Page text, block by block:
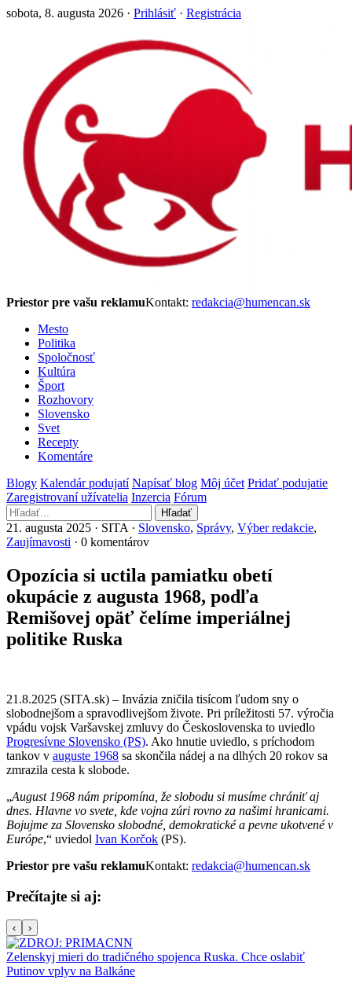
sobota, 8. augusta 2026 · Prihlásiť · Registrácia
Priestor pre vašu reklamuKontakt: redakcia@humencan.sk
Mesto
Politika
Spoločnosť
Kultúra
Šport
Rozhovory
Slovensko
Svet
Recepty
Komentáre
Blogy Kalendár podujatí Napísať blog Môj účet Pridať podujatie
Zaregistrovaní užívatelia Inzercia Fórum
Hľadať
21. augusta 2025 · SITA · Slovensko, Správy, Výber redakcie,
Zaujímavosti · 0 komentárov
Opozícia si uctila pamiatku obetí
okupácie z augusta 1968, podľa
Remišovej opäť čelíme imperiálnej
politike Ruska
21.8.2025 (SITA.sk) – Invázia zničila tisícom ľudom sny o
slobodnejšom a spravodlivejšom živote. Pri príležitosti 57. výročia
vpádu vojsk Varšavskej zmluvy do Československa to uviedlo
Progresívne Slovensko (PS). Ako hnutie uviedlo, s príchodom
tankov v auguste 1968 sa skončila nádej a na dlhých 20 rokov sa
zmrazila cesta k slobode.
„August 1968 nám pripomína, že slobodu si musíme chrániť aj
dnes. Hlavne vo svete, kde vojna zúri rovno za našimi hranicami.
Bojujme za Slovensko slobodné, demokratické a pevne ukotvené v
Európe,“ uviedol Ivan Korčok (PS).
Priestor pre vašu reklamuKontakt: redakcia@humencan.sk
Prečítajte si aj:
‹ ›
Zelenskyj mieri do tradičného spojenca Ruska. Chce oslabiť
Putinov vplyv na Balkáne